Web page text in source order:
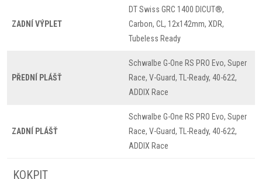
ZADNÍ VÝPLET
DT Swiss GRC 1400 DICUT®,
Carbon, CL, 12x142mm, XDR,
Tubeless Ready
PŘEDNÍ PLÁŠŤ
Schwalbe G-One RS PRO Evo, Super
Race, V-Guard, TL-Ready, 40-622,
ADDIX Race
ZADNÍ PLÁŠŤ
Schwalbe G-One RS PRO Evo, Super
Race, V-Guard, TL-Ready, 40-622,
ADDIX Race
KOKPIT